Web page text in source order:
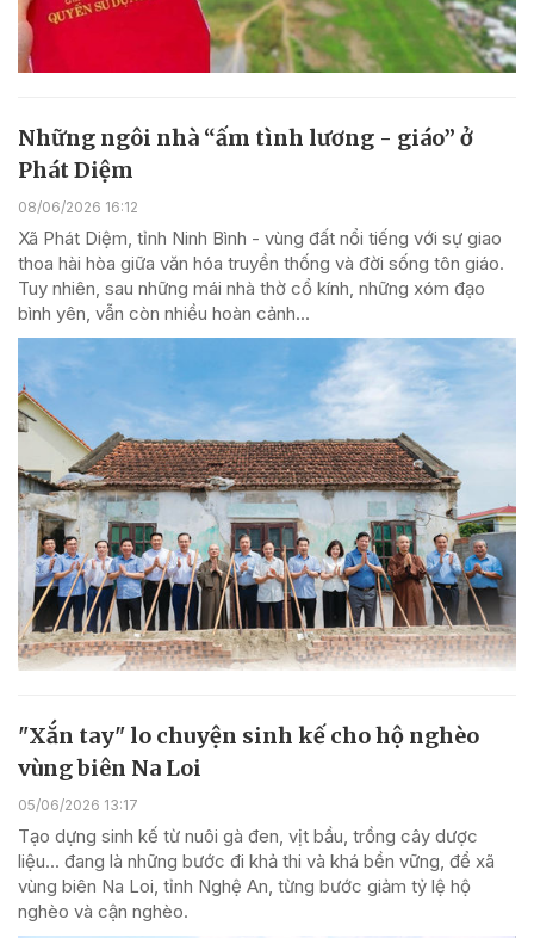
Những ngôi nhà “ấm tình lương - giáo” ở
Phát Diệm
08/06/2026 16:12
Xã Phát Diệm, tỉnh Ninh Bình - vùng đất nổi tiếng với sự giao
thoa hài hòa giữa văn hóa truyền thống và đời sống tôn giáo.
Tuy nhiên, sau những mái nhà thờ cổ kính, những xóm đạo
bình yên, vẫn còn nhiều hoàn cảnh...
"Xắn tay" lo chuyện sinh kế cho hộ nghèo
vùng biên Na Loi
05/06/2026 13:17
Tạo dựng sinh kế từ nuôi gà đen, vịt bầu, trồng cây dược
liệu... đang là những bước đi khả thi và khá bền vững, để xã
vùng biên Na Loi, tỉnh Nghệ An, từng bước giảm tỷ lệ hộ
nghèo và cận nghèo.